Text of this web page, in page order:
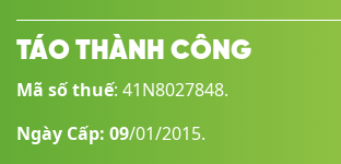
SIM
TÁO THÀNH CÔNG
Mã số thuế: 41N8027848.
Ngày Cấp: 09/01/2015.